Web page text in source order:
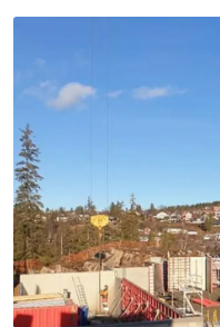
Innstøpningsgods
Mur og mørtel
Trelast og finer
Vanntetting